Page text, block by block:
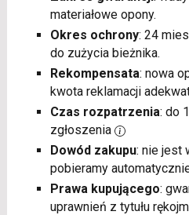
materiałowe opony.
Okres ochrony: 24
do zużycia bieżnika.
Rekompensata: nowa
kwota reklamacji
Czas rozpatrzenia: do
zgłoszenia
Dowód zakupu: nie jest
pobieramy
Prawa kupującego:
uprawnień z tytułu